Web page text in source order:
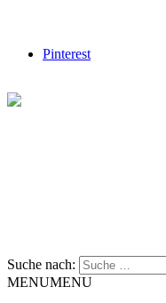
Pinterest
Suche nach:
MENUMENU